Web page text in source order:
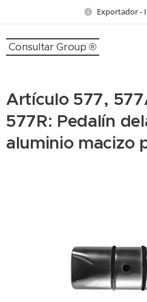
Exportador -
Consultar Group ®
Artículo 577,
577R: Pedalín
aluminio macizo